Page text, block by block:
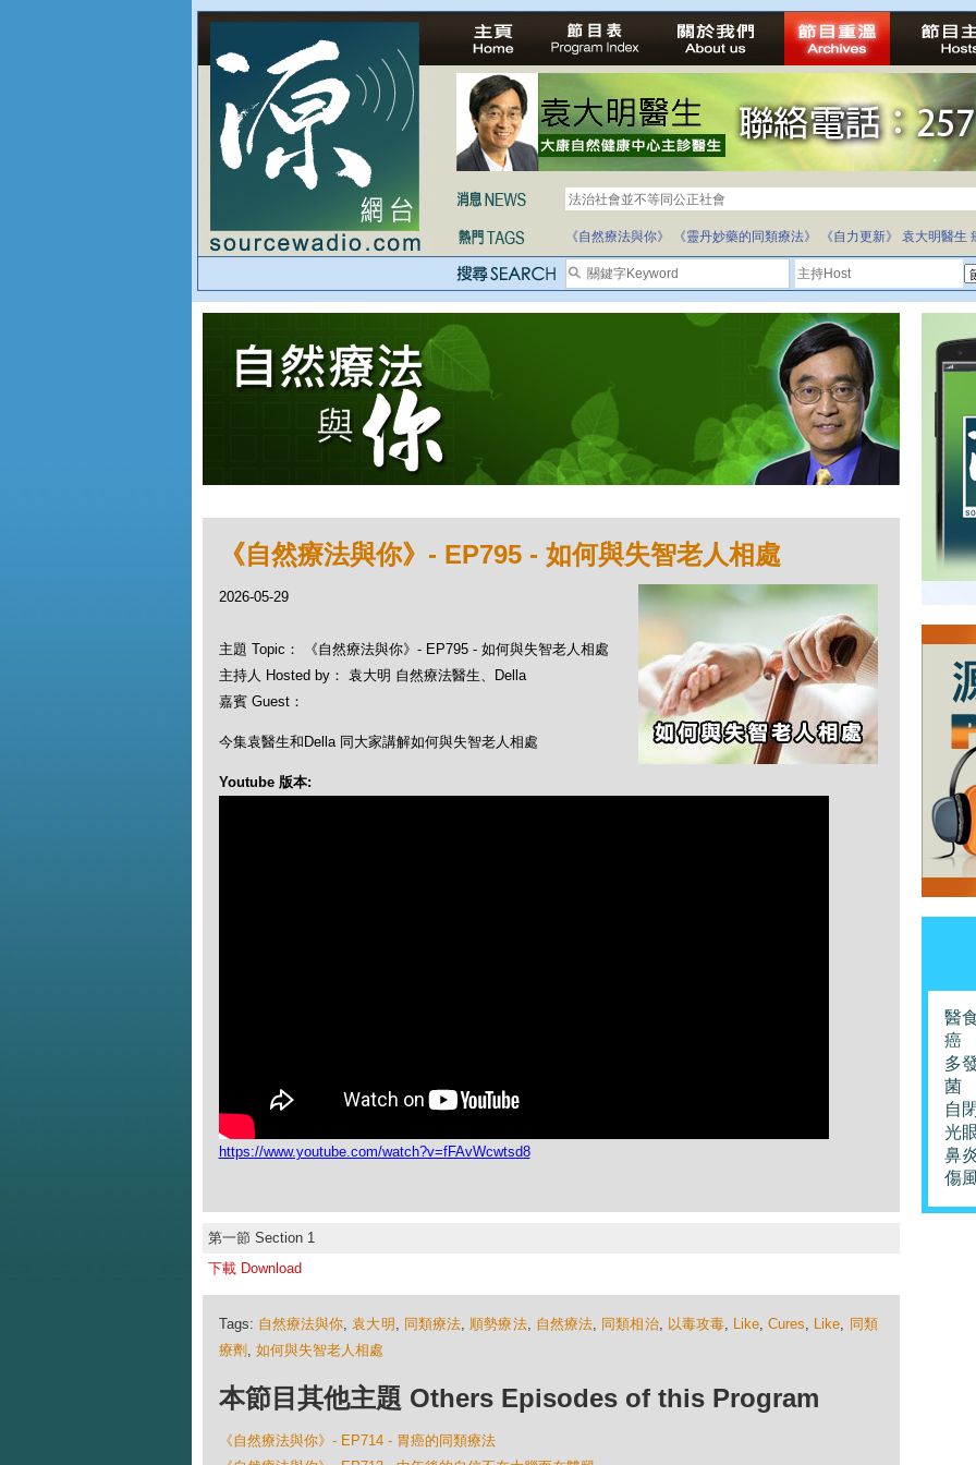
法治社會並不等同公正社會
《自然療法與你》 《靈丹妙藥的同類療法》 《自力更新》 袁大明醫生
《自然療法與你》- EP795 - 如何與失智老人相處
2026-05-29
主題 Topic： 《自然療法與你》- EP795 - 如何與失智老人相處
主持人 Hosted by： 袁大明 自然療法醫生、Della
嘉賓 Guest：
今集袁醫生和Della 同大家講解如何與失智老人相處
Youtube 版本:
https://www.youtube.com/watch?v=fFAvWcwtsd8
第一節 Section 1
下載 Download
Tags: 自然療法與你,袁大明 , 同類療法, 順勢療法, 自然療法, 同類相治, 以毒攻毒, Like,Cures, Like, 同類
療劑 , 如何與失智老人相處
本節目其他主題 Others Episodes of this Program
《自然療法與你》- EP714 - 胃癌的同類療法
醫
癌
多
菌
自
光
鼻
傷